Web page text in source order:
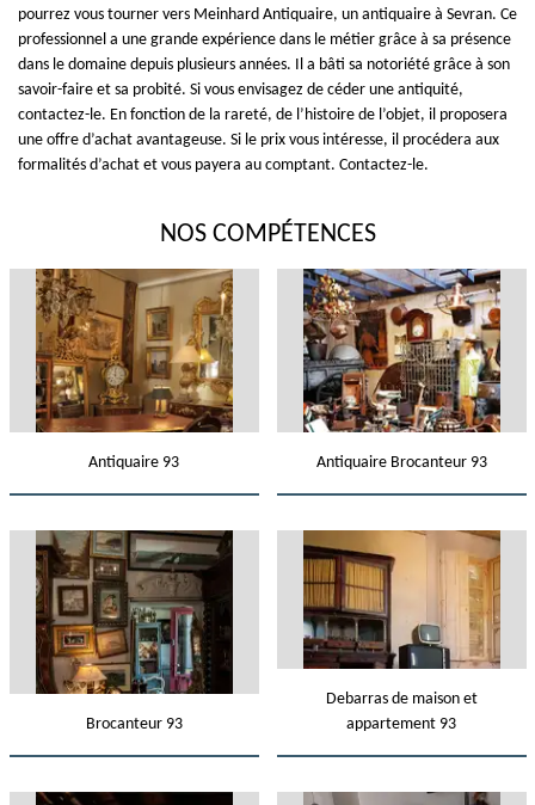
pourrez vous tourner vers Meinhard Antiquaire, un antiquaire à Sevran. Ce
professionnel a une grande expérience dans le métier grâce à sa présence
dans le domaine depuis plusieurs années. Il a bâti sa notoriété grâce à son
savoir-faire et sa probité. Si vous envisagez de céder une antiquité,
contactez-le. En fonction de la rareté, de l’histoire de l’objet, il proposera
une offre d’achat avantageuse. Si le prix vous intéresse, il procédera aux
formalités d’achat et vous payera au comptant. Contactez-le.
NOS COMPÉTENCES
Antiquaire 93 Antiquaire Brocanteur 93
Brocanteur 93
Debarras de maison et
appartement 93